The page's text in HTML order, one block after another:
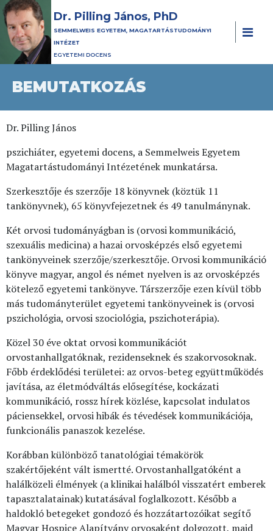
Dr. Pilling János, PhD
SEMMELWEIS EGYETEM, MAGATARTÁSTUDOMÁNYI
INTÉZET
EGYETEMI DOCENS
BEMUTATKOZÁS
Dr. Pilling János
pszichiáter, egyetemi docens, a Semmelweis Egyetem
Magatartástudományi Intézetének munkatársa.
Szerkesztője és szerzője 18 könyvnek (köztük 11
tankönyvnek), 65 könyvfejezetnek és 49 tanulmánynak.
Két orvosi tudományágban is (orvosi kommunikáció,
szexuális medicina) a hazai orvosképzés első egyetemi
tankönyveinek szerzője/szerkesztője. Orvosi kommunikáció
könyve magyar, angol és német nyelven is az orvosképzés
kötelező egyetemi tankönyve. Társzerzője ezen kívül több
más tudományterület egyetemi tankönyveinek is (orvosi
pszichológia, orvosi szociológia, pszichoterápia).
Közel 30 éve oktat orvosi kommunikációt
orvostanhallgatóknak, rezidenseknek és szakorvosoknak.
Főbb érdeklődési területei: az orvos-beteg együttműködés
javítása, az életmódváltás elősegítése, kockázati
kommunikáció, rossz hírek közlése, kapcsolat indulatos
páciensekkel, orvosi hibák és tévedések kommunikációja,
funkcionális panaszok kezelése.
Korábban különböző tanatológiai témakörök
szakértőjeként vált ismertté. Orvostanhallgatóként a
halálközeli élmények (a klinikai halálból visszatért emberek
tapasztalatainak) kutatásával foglalkozott. Később a
haldokló betegeket gondozó és hozzátartozóikat segítő
Magyar Hospice Alapítvány orvosaként dolgozott, majd